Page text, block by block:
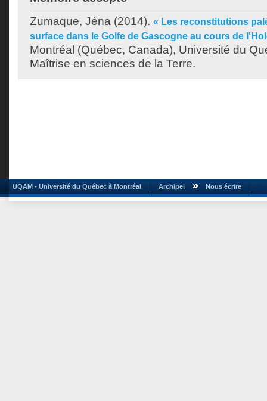
Zumaque, Jéna (2014). « Les reconstitutions
surface dans le Golfe de Gascogne au cours de
Montréal (Québec, Canada), Université du
Maîtrise en sciences de la Terre.
UQAM - Université du Québec à Montréal Archipel Nous écrire